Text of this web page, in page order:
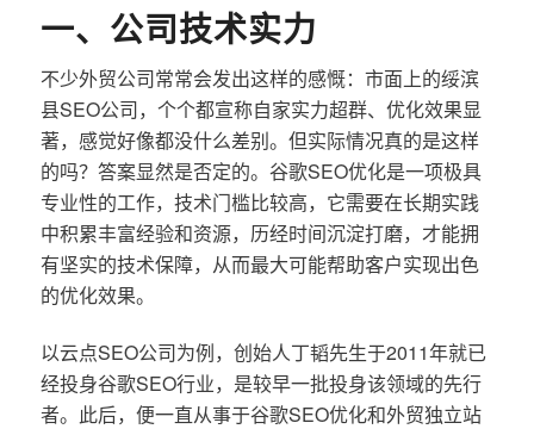
一、公司技术实力
不少外贸公司常常会发出这样的感慨：市面上的绥滨
县SEO公司，个个都宣称自家实力超群、优化效果显
著，感觉好像都没什么差别。但实际情况真的是这样
的吗？答案显然是否定的。谷歌SEO优化是一项极具
专业性的工作，技术门槛比较高，它需要在长期实践
中积累丰富经验和资源，历经时间沉淀打磨，才能拥
有坚实的技术保障，从而最大可能帮助客户实现出色
的优化效果。
以云点SEO公司为例，创始人丁韬先生于2011年就已
经投身谷歌SEO行业，是较早一批投身该领域的先行
者。此后，便一直从事于谷歌SEO优化和外贸独立站